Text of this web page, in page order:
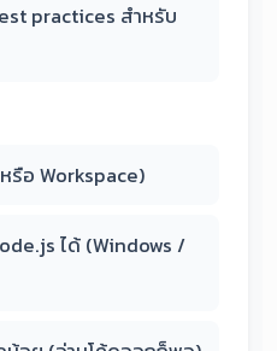
practices สำหรับ
อ Workspace)
ได้ (Windows /